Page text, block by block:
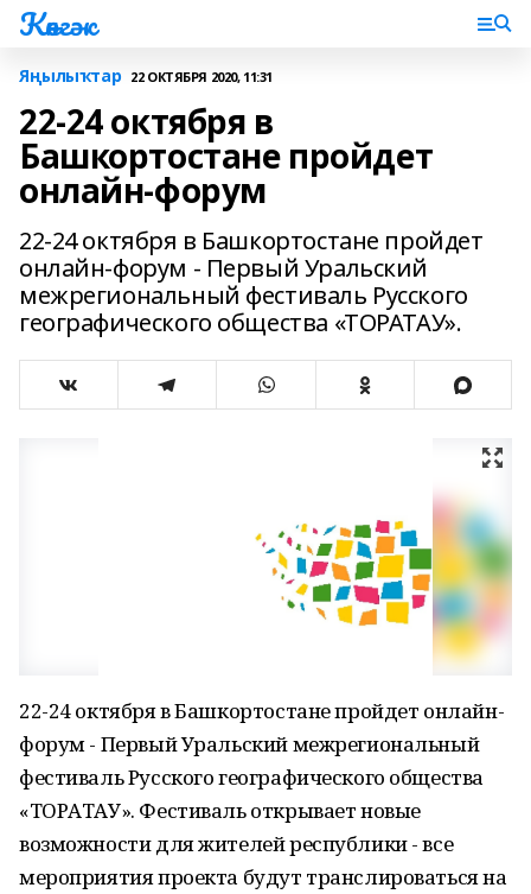
Көнгәк
Яңылыҡтар 22 ОКТЯБРЯ 2020, 11:31
22-24 октября в
Башкортостане пройдет
онлайн-форум
22-24 октября в Башкортостане пройдет
онлайн-форум - Первый Уральский
межрегиональный фестиваль Русского
географического общества «ТОРАТАУ».
22-24 октября в Башкортостане пройдет онлайн-
форум - Первый Уральский межрегиональный
фестиваль Русского географического общества
«ТОРАТАУ». Фестиваль открывает новые
возможности для жителей республики - все
мероприятия проекта будут транслироваться на